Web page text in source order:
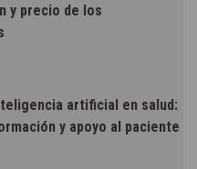
y precio de los
artificial en salud:
y apoyo al paciente